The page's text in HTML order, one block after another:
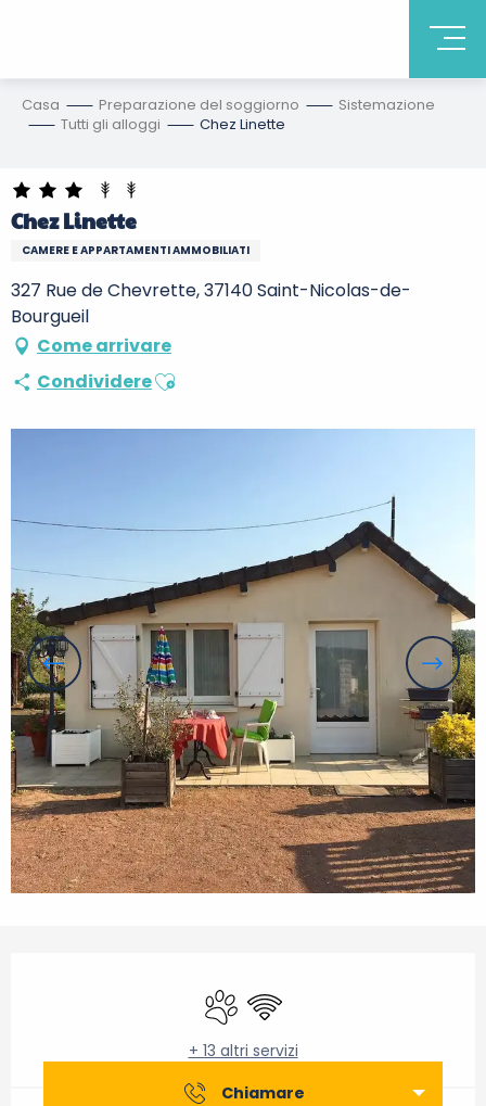
Casa Preparazione del soggiorno
Sistemazione
Tutti gli alloggi
Chez Linette
Chez Linette
CAMERE E APPARTAMENTI AMMOBILIATI
327 Rue de Chevrette, 37140 Saint-Nicolas-de-
Bourgueil
Come arrivare
CondividereAjouter aux favoris
Animali ammessi
Wi-Fi
+ 13 altri servizi
Chiamare